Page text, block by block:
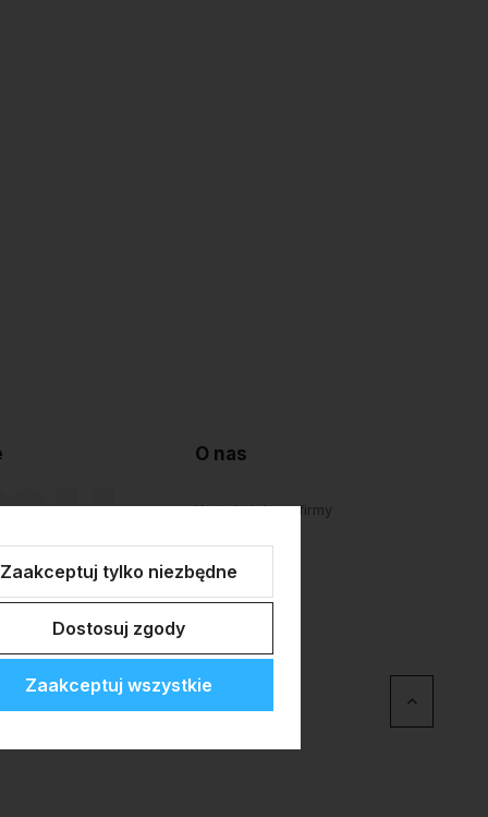
O nas
Kontakt i dane firmy
O firmie
Personalizacja
Zaakceptuj tylko niezbędne
Dostosuj zgody
Zaakceptuj wszystkie